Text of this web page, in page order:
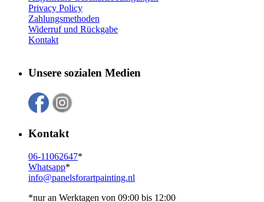
Privacy Policy
Zahlungsmethoden
Widerruf und Rückgabe
Kontakt
Unsere sozialen Medien
Kontakt
06-11062647*
Whatsapp*
info@panelsforartpainting.nl
*nur an Werktagen von 09:00 bis 12:00